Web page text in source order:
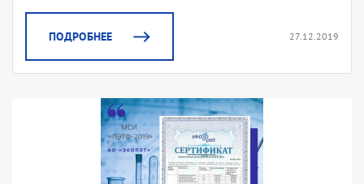
ПОДРОБНЕЕ 27.12.2019